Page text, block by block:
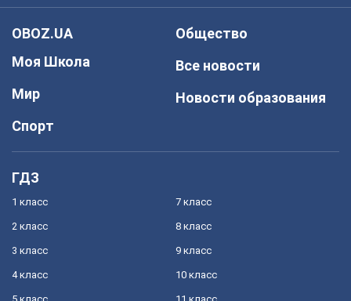
OBOZ.UA
Моя Школа
Мир
Спорт
Общество
Все новости
Новости образования
ГДЗ
1 класс
2 класс
3 класс
4 класс
7 класс
8 класс
9 класс
10 класс